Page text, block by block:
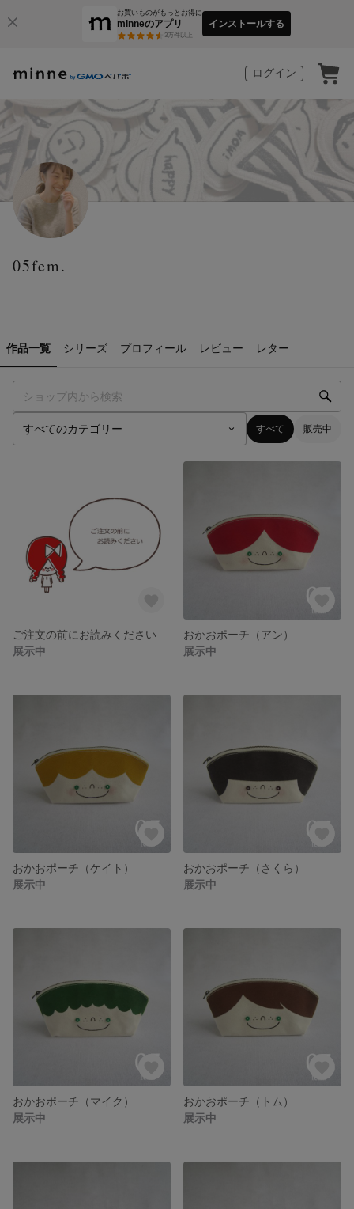
お買いものがもっとお得に
minneのアプリ
3万件以上
インストールする
ログイン
05fem.
作品一覧 シリーズ プロフィール レビュー レター
すべて 販売中
ご注文の前にお読みください
展示中
おかおポーチ（アン）
展示中
おかおポーチ（ケイト）
展示中
おかおポーチ（さくら）
展示中
おかおポーチ（マイク）
展示中
おかおポーチ（トム）
展示中